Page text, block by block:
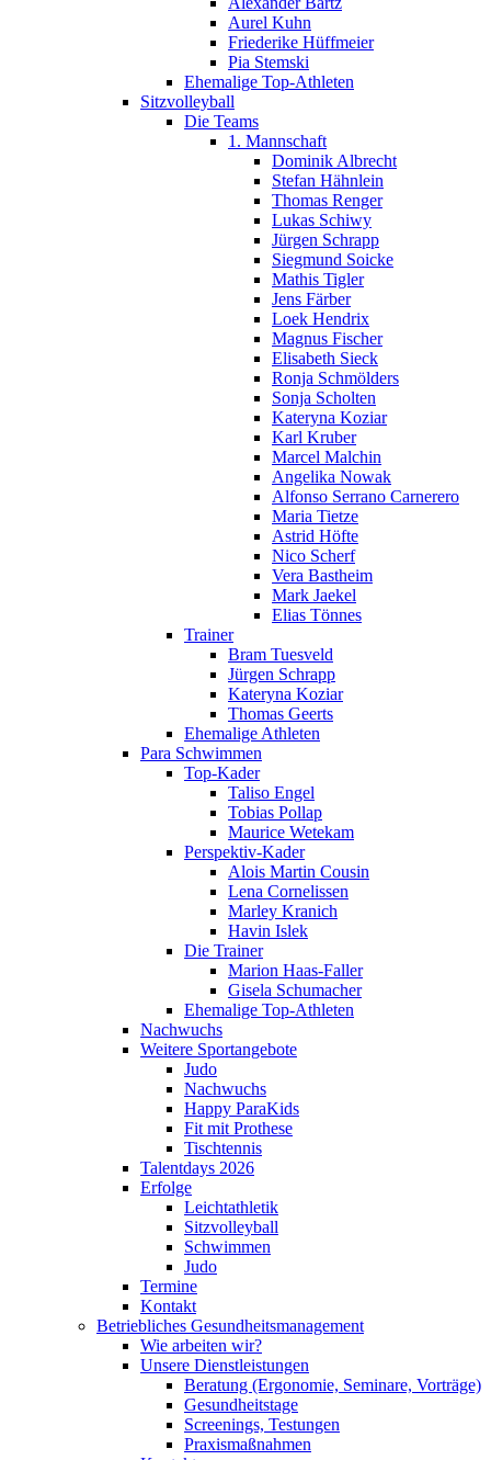
Aurel Kuhn
Friederike Hüffmeier
Pia Stemski
Ehemalige Top-Athleten
Sitzvolleyball
Die Teams
1. Mannschaft
Dominik Albrecht
Stefan Hähnlein
Thomas Renger
Lukas Schiwy
Jürgen Schrapp
Siegmund Soicke
Mathis Tigler
Jens Färber
Loek Hendrix
Magnus Fischer
Elisabeth Sieck
Ronja Schmölders
Sonja Scholten
Kateryna Koziar
Karl Kruber
Marcel Malchin
Angelika Nowak
Alfonso Serrano Carnerero
Maria Tietze
Astrid Höfte
Nico Scherf
Vera Bastheim
Mark Jaekel
Elias Tönnes
Trainer
Bram Tuesveld
Jürgen Schrapp
Kateryna Koziar
Thomas Geerts
Ehemalige Athleten
Para Schwimmen
Top-Kader
Taliso Engel
Tobias Pollap
Maurice Wetekam
Perspektiv-Kader
Alois Martin Cousin
Lena Cornelissen
Marley Kranich
Havin Islek
Die Trainer
Marion Haas-Faller
Gisela Schumacher
Ehemalige Top-Athleten
Nachwuchs
Weitere Sportangebote
Judo
Nachwuchs
Happy ParaKids
Fit mit Prothese
Tischtennis
Talentdays 2026
Erfolge
Leichtathletik
Sitzvolleyball
Schwimmen
Judo
Termine
Kontakt
Betriebliches Gesundheits­management
Wie arbeiten wir?
Unsere Dienstleistungen
Beratung (Ergonomie, Seminare, Vorträge)
Gesundheitstage
Screenings, Testungen
Praxismaßnahmen